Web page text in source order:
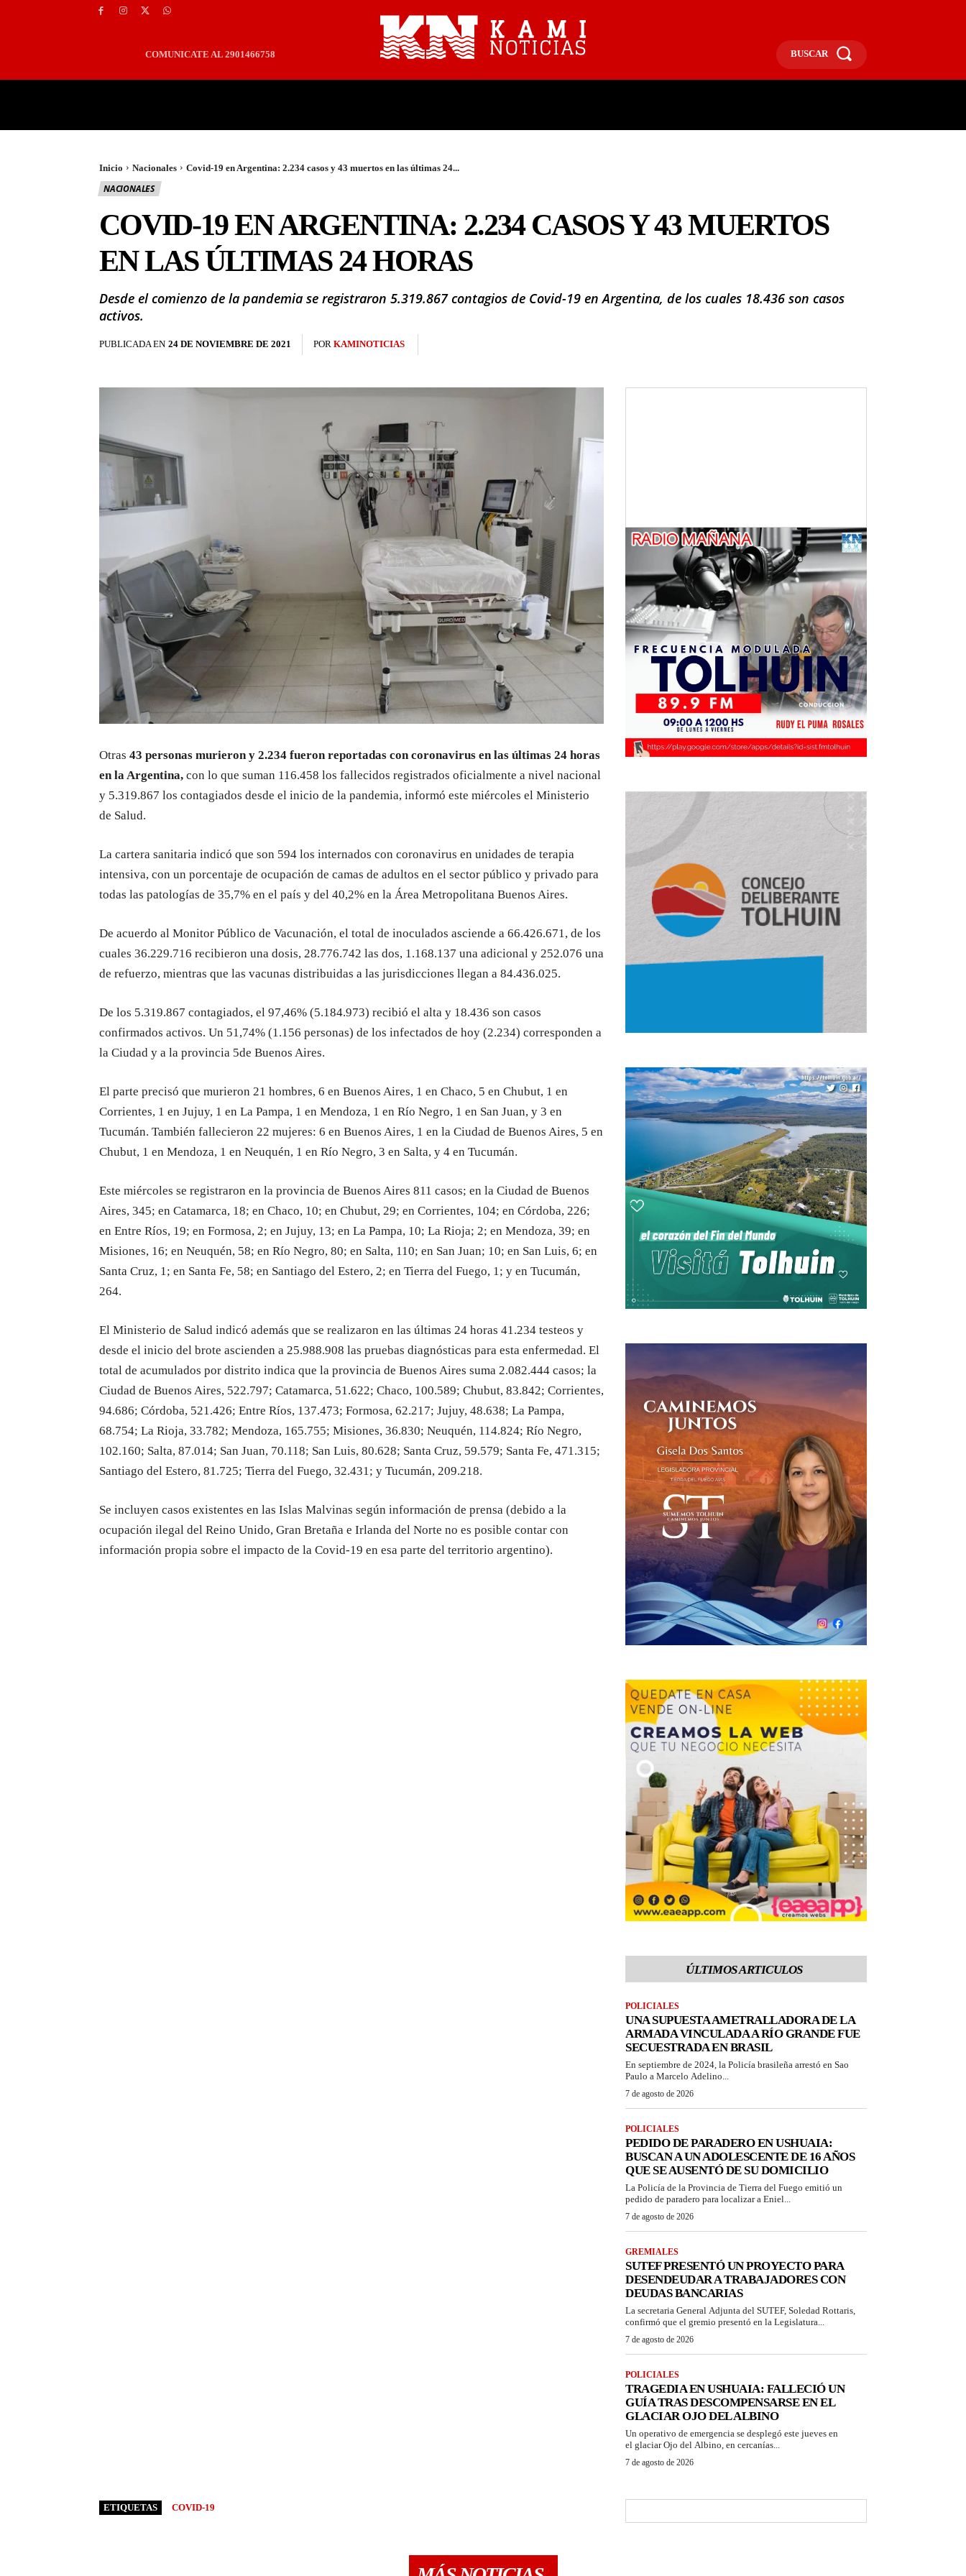
COMUNICATE AL 2901466758 BUSCAR
Inicio Nacionales Covid-19 en Argentina: 2.234 casos y 43 muertos en las últimas 24...
NACIONALES
COVID-19 EN ARGENTINA: 2.234 CASOS Y 43 MUERTOS
EN LAS ÚLTIMAS 24 HORAS
Desde el comienzo de la pandemia se registraron 5.319.867 contagios de Covid-19 en Argentina, de los cuales 18.436 son casos
activos.
PUBLICADA EN 24 DE NOVIEMBRE DE 2021 POR KAMINOTICIAS
Otras 43 personas murieron y 2.234 fueron reportadas con coronavirus en las últimas 24 horas
en la Argentina, con lo que suman 116.458 los fallecidos registrados oficialmente a nivel nacional
y 5.319.867 los contagiados desde el inicio de la pandemia, informó este miércoles el Ministerio
de Salud.
La cartera sanitaria indicó que son 594 los internados con coronavirus en unidades de terapia
intensiva, con un porcentaje de ocupación de camas de adultos en el sector público y privado para
todas las patologías de 35,7% en el país y del 40,2% en la Área Metropolitana Buenos Aires.
De acuerdo al Monitor Público de Vacunación, el total de inoculados asciende a 66.426.671, de los
cuales 36.229.716 recibieron una dosis, 28.776.742 las dos, 1.168.137 una adicional y 252.076 una
de refuerzo, mientras que las vacunas distribuidas a las jurisdicciones llegan a 84.436.025.
De los 5.319.867 contagiados, el 97,46% (5.184.973) recibió el alta y 18.436 son casos
confirmados activos. Un 51,74% (1.156 personas) de los infectados de hoy (2.234) corresponden a
la Ciudad y a la provincia 5de Buenos Aires.
El parte precisó que murieron 21 hombres, 6 en Buenos Aires, 1 en Chaco, 5 en Chubut, 1 en
Corrientes, 1 en Jujuy, 1 en La Pampa, 1 en Mendoza, 1 en Río Negro, 1 en San Juan, y 3 en
Tucumán. También fallecieron 22 mujeres: 6 en Buenos Aires, 1 en la Ciudad de Buenos Aires, 5 en
Chubut, 1 en Mendoza, 1 en Neuquén, 1 en Río Negro, 3 en Salta, y 4 en Tucumán.
Este miércoles se registraron en la provincia de Buenos Aires 811 casos; en la Ciudad de Buenos
Aires, 345; en Catamarca, 18; en Chaco, 10; en Chubut, 29; en Corrientes, 104; en Córdoba, 226;
en Entre Ríos, 19; en Formosa, 2; en Jujuy, 13; en La Pampa, 10; La Rioja; 2; en Mendoza, 39; en
Misiones, 16; en Neuquén, 58; en Río Negro, 80; en Salta, 110; en San Juan; 10; en San Luis, 6; en
Santa Cruz, 1; en Santa Fe, 58; en Santiago del Estero, 2; en Tierra del Fuego, 1; y en Tucumán,
264.
El Ministerio de Salud indicó además que se realizaron en las últimas 24 horas 41.234 testeos y
desde el inicio del brote ascienden a 25.988.908 las pruebas diagnósticas para esta enfermedad. El
total de acumulados por distrito indica que la provincia de Buenos Aires suma 2.082.444 casos; la
Ciudad de Buenos Aires, 522.797; Catamarca, 51.622; Chaco, 100.589; Chubut, 83.842; Corrientes,
94.686; Córdoba, 521.426; Entre Ríos, 137.473; Formosa, 62.217; Jujuy, 48.638; La Pampa,
68.754; La Rioja, 33.782; Mendoza, 165.755; Misiones, 36.830; Neuquén, 114.824; Río Negro,
102.160; Salta, 87.014; San Juan, 70.118; San Luis, 80.628; Santa Cruz, 59.579; Santa Fe, 471.315;
Santiago del Estero, 81.725; Tierra del Fuego, 32.431; y Tucumán, 209.218.
Se incluyen casos existentes en las Islas Malvinas según información de prensa (debido a la
ocupación ilegal del Reino Unido, Gran Bretaña e Irlanda del Norte no es posible contar con
información propia sobre el impacto de la Covid-19 en esa parte del territorio argentino).
ÚLTIMOS ARTICULOS
POLICIALES
UNA SUPUESTA AMETRALLADORA DE LA
ARMADA VINCULADA A RÍO GRANDE FUE
SECUESTRADA EN BRASIL
En septiembre de 2024, la Policía brasileña arrestó en Sao
Paulo a Marcelo Adelino...
7 de agosto de 2026
POLICIALES
PEDIDO DE PARADERO EN USHUAIA:
BUSCAN A UN ADOLESCENTE DE 16 AÑOS
QUE SE AUSENTÓ DE SU DOMICILIO
La Policía de la Provincia de Tierra del Fuego emitió un
pedido de paradero para localizar a Eniel...
7 de agosto de 2026
GREMIALES
SUTEF PRESENTÓ UN PROYECTO PARA
DESENDEUDAR A TRABAJADORES CON
DEUDAS BANCARIAS
La secretaria General Adjunta del SUTEF, Soledad Rottaris,
confirmó que el gremio presentó en la Legislatura...
7 de agosto de 2026
POLICIALES
TRAGEDIA EN USHUAIA: FALLECIÓ UN
GUÍA TRAS DESCOMPENSARSE EN EL
GLACIAR OJO DEL ALBINO
Un operativo de emergencia se desplegó este jueves en
el glaciar Ojo del Albino, en cercanías...
7 de agosto de 2026
ETIQUETAS COVID-19